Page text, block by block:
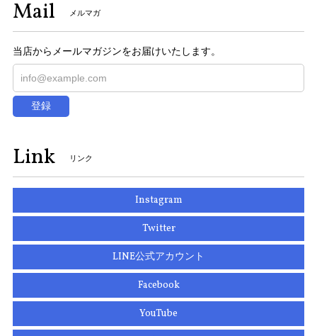
Mail メルマガ
当店からメールマガジンをお届けいたします。
登録
Link リンク
Instagram
Twitter
LINE公式アカウント
Facebook
YouTube